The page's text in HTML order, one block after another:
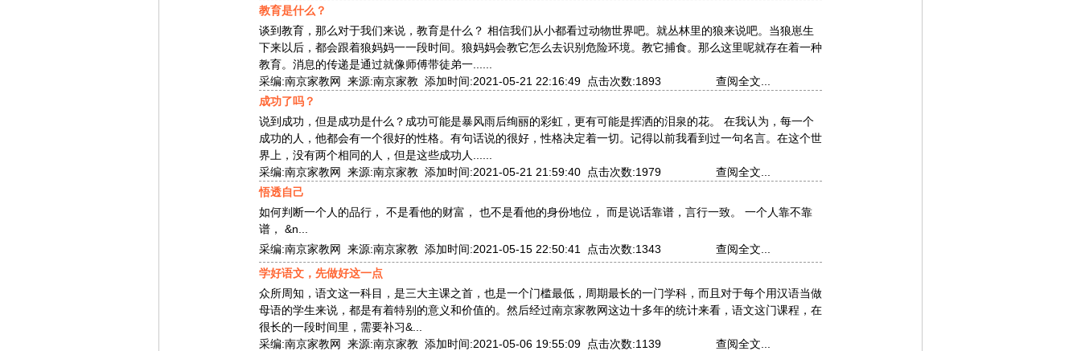
教育是什么？
谈到教育，那么对于我们来说，教育是什么？ 相信我们从小都看过动物世界吧。就丛林里的狼来说吧。当狼崽生
下来以后，都会跟着狼妈妈一一段时间。狼妈妈会教它怎么去识别危险环境。教它捕食。那么这里呢就存在着一种
教育。消息的传递是通过就像师傅带徒弟一......
采编:南京家教网 来源:南京家教 添加时间:2021-05-21 22:16:49 点击次数:1893
查阅全文...
成功了吗？
说到成功，但是成功是什么？成功可能是暴风雨后绚丽的彩虹，更有可能是挥洒的泪泉的花。 在我认为，每一个
成功的人，他都会有一个很好的性格。有句话说的很好，性格决定着一切。记得以前我看到过一句名言。在这个世
界上，没有两个相同的人，但是这些成功人......
采编:南京家教网 来源:南京家教 添加时间:2021-05-21 21:59:40 点击次数:1979
查阅全文...
悟透自己
如何判断一个人的品行， 不是看他的财富， 也不是看他的身份地位， 而是说话靠谱，言行一致。 一个人靠不靠
谱， &n...
采编:南京家教网 来源:南京家教 添加时间:2021-05-15 22:50:41 点击次数:1343
查阅全文...
学好语文，先做好这一点
众所周知，语文这一科目，是三大主课之首，也是一个门槛最低，周期最长的一门学科，而且对于每个用汉语当做
母语的学生来说，都是有着特别的意义和价值的。然后经过南京家教网这边十多年的统计来看，语文这门课程，在
很长的一段时间里，需要补习&...
采编:南京家教网 来源:南京家教 添加时间:2021-05-06 19:55:09 点击次数:1139
查阅全文...